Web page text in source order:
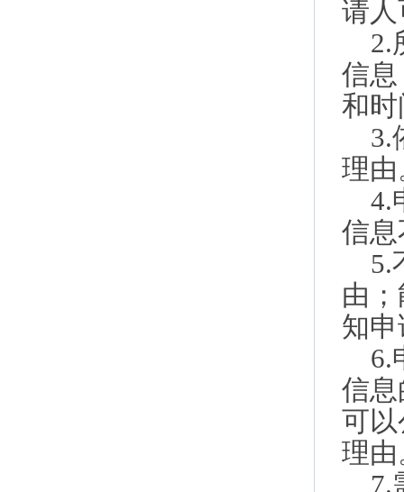
请
2.
信
和
3.
理由
4.
信
5.
由
知
6.
信
可
理由
7.